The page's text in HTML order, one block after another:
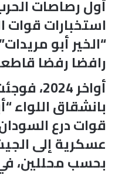
استخبارات قوات
“الخير أبو
رافضا رفضا
أواخر
بانشقاق اللواء
قوات درع
عسكرية إلى
بحسب محللين،